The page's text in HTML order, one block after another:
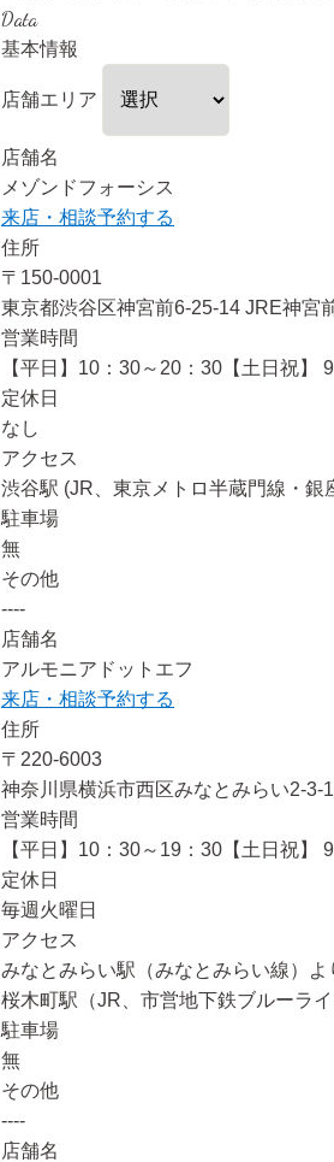
Data
基本情報
店舗エリア
店舗名
メゾンドフォーシス
来店・相談予約する
住所
〒150-0001
東京都渋谷区神宮前6-25-14 JRE神宮
営業時間
【平日】10：30～20：30【土日祝】
定休日
なし
アクセス
渋谷駅 (JR、東京メトロ半蔵門線・
駐車場
無
その他
----
店舗名
アルモニアドットエフ
来店・相談予約する
住所
〒220-6003
神奈川県横浜市西区みなとみらい2-3-
営業時間
【平日】10：30～19：30【土日祝】
定休日
毎週火曜日
アクセス
みなとみらい駅（みなとみらい線）よ
桜木町駅（JR、市営地下鉄ブルーラ
駐車場
無
その他
----
店舗名